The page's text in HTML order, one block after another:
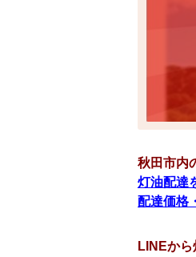
秋田市内
灯油配達
配達価格
LINEか